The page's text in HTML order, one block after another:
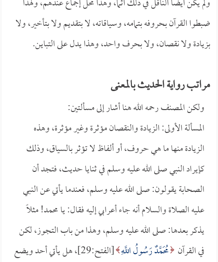
ضبطوا القرآن بحروفه بتمامه، وسياقاته، لا بتقديم ولا بتأخير، ولا
بزيادة ولا نقصان، ولا بحرف واحد، وهذا يدل على التباين.
مراتب رواية الحديث بالمعنى
ولكن المصنف رحمه الله هنا أشار إلى مسألتين:
المسألة الأولى: الزيادة والنقصان مؤثرة وغير مؤثرة، وهذه
الزيادة منها ما هي حروف، أو ألفاظ لا تؤثر بالسياق، وذلك
كإيراد النبي صلى الله عليه وسلم في ثنايا حديث، فتجد أن
الصحابة يقولون: صلى الله عليه وسلم، فعندما يأتي عن النبي
عليه الصلاة والسلام أنه جاء أعرابي إليه فقال: يا محمد! مثلاً
يذكر بعدها: صلى الله عليه وسلم، وهذا من باب التجوز، لكن
في القرآن مُحَمَّدٌ رَسُولُ اللَّهِ
[الفتح:29]، هل يأتي أحد ويضع